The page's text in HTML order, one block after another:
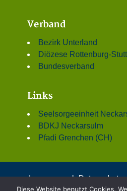
Verband
Bezirk Unterland
Diözese Rottenburg-
Bundesverband
Links
Seelsorgeeinheit
BDKJ Neckarsulm
Pfadi Grenchen (CH)
Impressum |
Diese Website benutzt Cookies.